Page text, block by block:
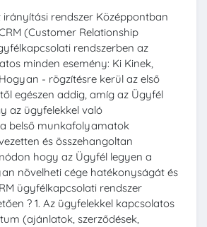
rendszer Középpontban
(Customer Relationship
rendszerben az
minden esemény: Ki Kinek,
- rögzítésre kerül az első
egészen addig, amíg az Ügyfél
az ügyfelekkel való
belső munkafolyamatok
és összehangoltan
hogy az Ügyfél legyen a
növelheti cége hatékonyságát és
ügyfélkapcsolati rendszer
? 1. Az ügyfelekkel kapcsolatos
(ajánlatok, szerződések,